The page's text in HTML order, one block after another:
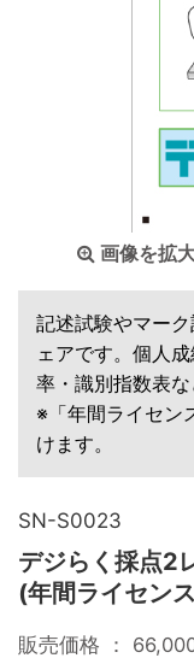
画像を拡
記述試験やマー
ェアです。個人
率・識別指数表な
※「年間ライセン
けます。
SN-S0023
デジらく採点2
(年間ライセン
販売価格 ：